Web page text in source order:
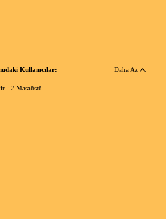
Kullanıcılar: Daha Az
- 2 Masaüstü